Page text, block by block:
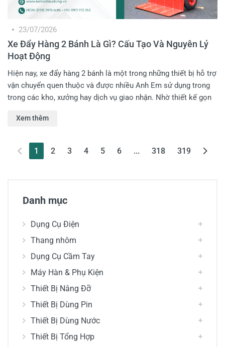
Xe Đẩy Hàng 2 Bánh Là Gì? Cấu Tạo Và Nguyên Lý
Hoạt Động
23/07/2026
Hiện nay, xe đẩy hàng 2 bánh là một trong những thiết bị hỗ trợ
vận chuyển quen thuộc và được nhiều Anh Em sử dụng trong
trong các kho, xưởng hay dịch vụ giao nhận. Nhờ thiết kế gọn
Anh Em tiết kiệm đáng kể sức lao động và thời gian vận
phận nào và hoạt động ra sao? Hãy cùng Kết Nối Tiêu Dùng
tìm hiểu chi tiết trong bài viết dưới đây!
Xem thêm
1 (current)
2 3 4 5 6 ... 318 319
Danh mục
Dụng Cụ Điện
Thang nhôm
Dụng Cụ Cầm Tay
Máy Hàn & Phụ Kiện
Thiết Bị Nâng Đỡ
Thiết Bị Dùng Pin
Thiết Bị Dùng Nước
Thiết Bị Tổng Hợp